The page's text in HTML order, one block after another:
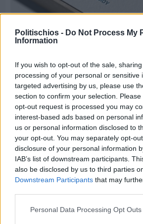
Politischios - Do Not Process My
Information
If you wish to opt-out of the sale,
processing of your personal or sensitive
targeted advertising by us, please use
section to confirm your selection.
opt-out request is processed you may
interest-based ads based on personal
us or personal information disclosed to
your opt-out. You may separately opt-
disclosure of your personal information
IAB’s list of downstream participants.
also be disclosed by us to third parties
Downstream Participants that may
Personal Data Processing Opt Outs
Τρίτος στη σφαιροβολία στη
Ελλάδας–Κύπρου Κ18 ο